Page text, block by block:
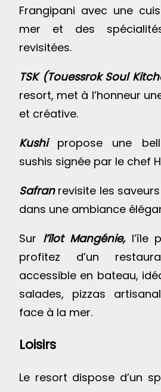
Frangipani avec une
mer et des
revisitées.
TSK (Touessrok Soul
resort, met à l’honneur
et créative.
Kushipropose une
sushis signée par le chef
Safranrevisite les saveurs
dans une ambiance
Sur l’îlot Mangénie,l’île
profitez d’un
accessible en bateau,
salades, pizzas
face à la mer.
Loisirs
Le resort dispose d’un